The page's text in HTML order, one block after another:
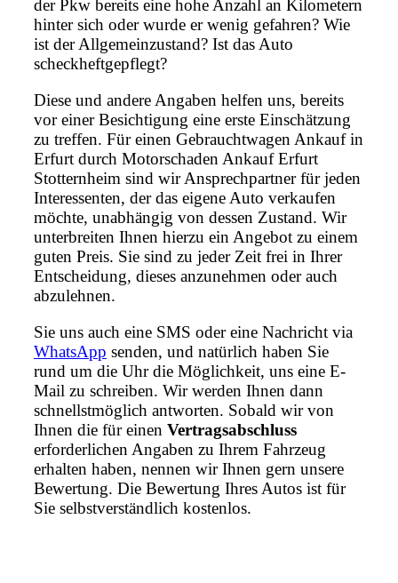
der Pkw bereits eine hohe Anzahl an Kilometern
hinter sich oder wurde er wenig gefahren? Wie
ist der Allgemeinzustand? Ist das Auto
scheckheftgepflegt?
Diese und andere Angaben helfen uns, bereits
vor einer Besichtigung eine erste Einschätzung
zu treffen. Für einen Gebrauchtwagen Ankauf in
Erfurt durch Motorschaden Ankauf Erfurt
Stotternheim sind wir Ansprechpartner für jeden
Interessenten, der das eigene Auto verkaufen
möchte, unabhängig von dessen Zustand. Wir
unterbreiten Ihnen hierzu ein Angebot zu einem
guten Preis. Sie sind zu jeder Zeit frei in Ihrer
Entscheidung, dieses anzunehmen oder auch
abzulehnen.
Sie uns auch eine SMS oder eine Nachricht via
WhatsApp senden, und natürlich haben Sie
rund um die Uhr die Möglichkeit, uns eine E-
Mail zu schreiben. Wir werden Ihnen dann
schnellstmöglich antworten. Sobald wir von
Ihnen die für einen Vertragsabschluss
erforderlichen Angaben zu Ihrem Fahrzeug
erhalten haben, nennen wir Ihnen gern unsere
Bewertung. Die Bewertung Ihres Autos ist für
Sie selbstverständlich kostenlos.